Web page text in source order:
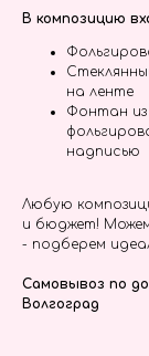
В композицию
на ленте
Фонтан из
надписью
Любую
и бюджет!
- подберем
Самовывоз по
Волгоград